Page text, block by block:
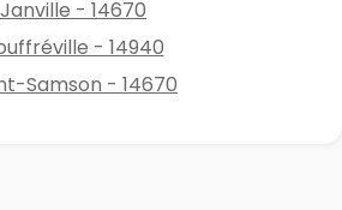
Janville - 14670
- 14940
Samson - 14670